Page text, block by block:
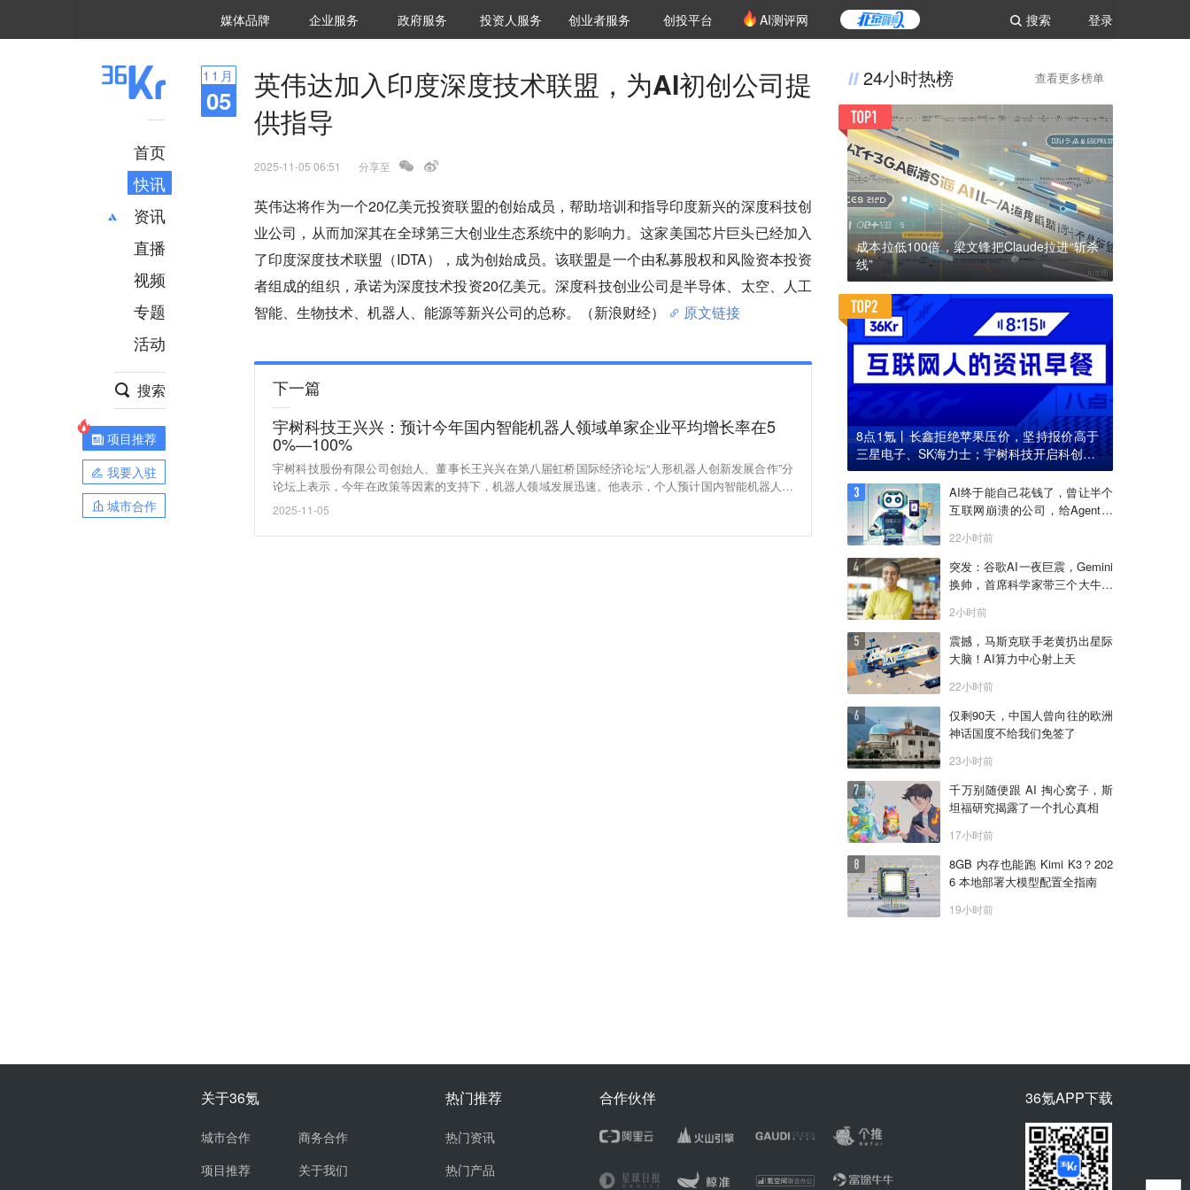
登录
搜索
媒体品牌 36Kr研究院
企业服务 城市之窗
政府服务 VClub投资机构库
投资机构职位推介
投资人服务 创投氪堂
创业者服务 创投平台 AI测评网
首页
快讯
资讯
推荐
财经
项目推荐
安徽
直播
视频
专题
活动
搜索
项目推荐
我要入驻
城市合作
11 月
05
英伟达加入印度深度技术联盟，为AI初创公司提
供指导
2025-11-05 06:51 分享至
英伟达将作为一个20亿美元投资联盟的创始成员，帮助培训和指导印度新兴的深度科技创
业公司，从而加深其在全球第三大创业生态系统中的影响力。这家美国芯片巨头已经加入
了印度深度技术联盟（IDTA），成为创始成员。该联盟是一个由私募股权和风险资本投资
者组成的组织，承诺为深度技术投资20亿美元。深度科技创业公司是半导体、太空、人工
智能、生物技术、机器人、能源等新兴公司的总称。（新浪财经）
原文链接
下一篇
宇树科技王兴兴：预计今年国内智能机器人领域单家企业平均增长率在5
0%—100%
宇树科技股份有限公司创始人、董事长王兴兴在第八届虹桥国际经济论坛“人形机器人创新发展合作”分
论坛上表示，今年在政策等因素的支持下，机器人领域发展迅速。他表示，个人预计国内智能机器人领
域单家企业平均增长率在50%—100%。（证券时报）
2025-11-05
24小时热榜 查看更多榜单
成本拉低100倍，梁文锋把Claude拉进“斩杀
线”
8点1氪丨长鑫拒绝苹果压价，坚持报价高于
三星电子、SK海力士；宇树科技开启科创板I
PO初步询价；韩国宣布进入“国家灾难状态”
AI终于能自己花钱了，曾让半个
互联网崩溃的公司，给Agent做
22小时前
突发：谷歌AI一夜巨震，Gemini
换帅，首席科学家带三个大牛出
2小时前
震撼，马斯克联手老黄扔出星际
大脑！AI算力中心射上天
22小时前
仅剩90天，中国人曾向往的欧洲
神话国度不给我们免签了
23小时前
千万别随便跟 AI 掏心窝子，斯
坦福研究揭露了一个扎心真相
17小时前
8GB 内存也能跑 Kimi K3？202
6 本地部署大模型配置全指南
19小时前
关于36氪
城市合作
项目推荐
商务合作
关于我们
热门推荐
热门资讯
热门产品
合作伙伴 36氪APP下载